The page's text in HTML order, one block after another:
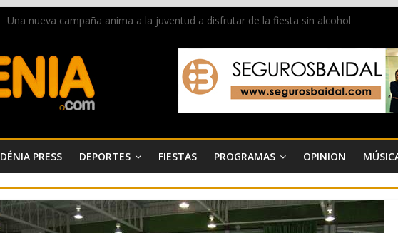
Una nueva campaña anima a la juventud a disfrutar de la fiesta sin alcohol
La Entraeta Festera llena de ambiente la calle Marqués de Campo con la recepción
El XII Festival de Jazz de Dénia reunirá durante agosto a figuras nacionales e
Los Moros y Cristianos 2026 reciben las llaves de la ciudad y dan inicio a las fiestas
DÉNIA PRESS DEPORTES FIESTAS PROGRAMAS OPINION